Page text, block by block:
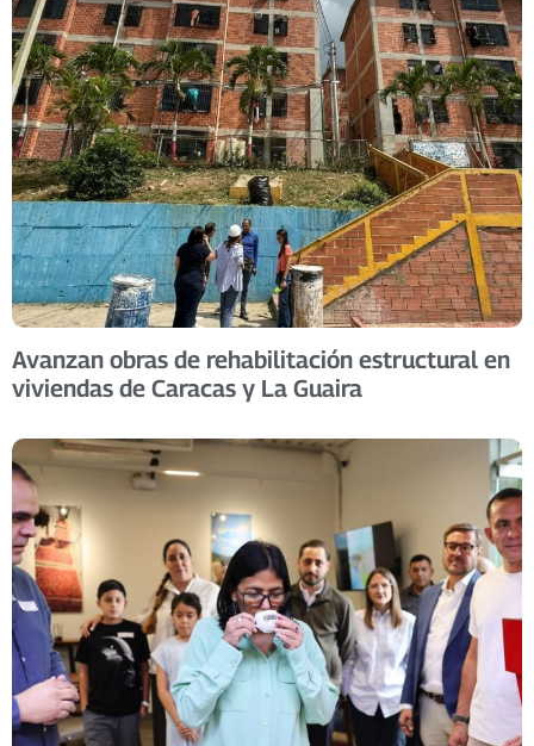
Avanzan obras de rehabilitación estructural en
viviendas de Caracas y La Guaira